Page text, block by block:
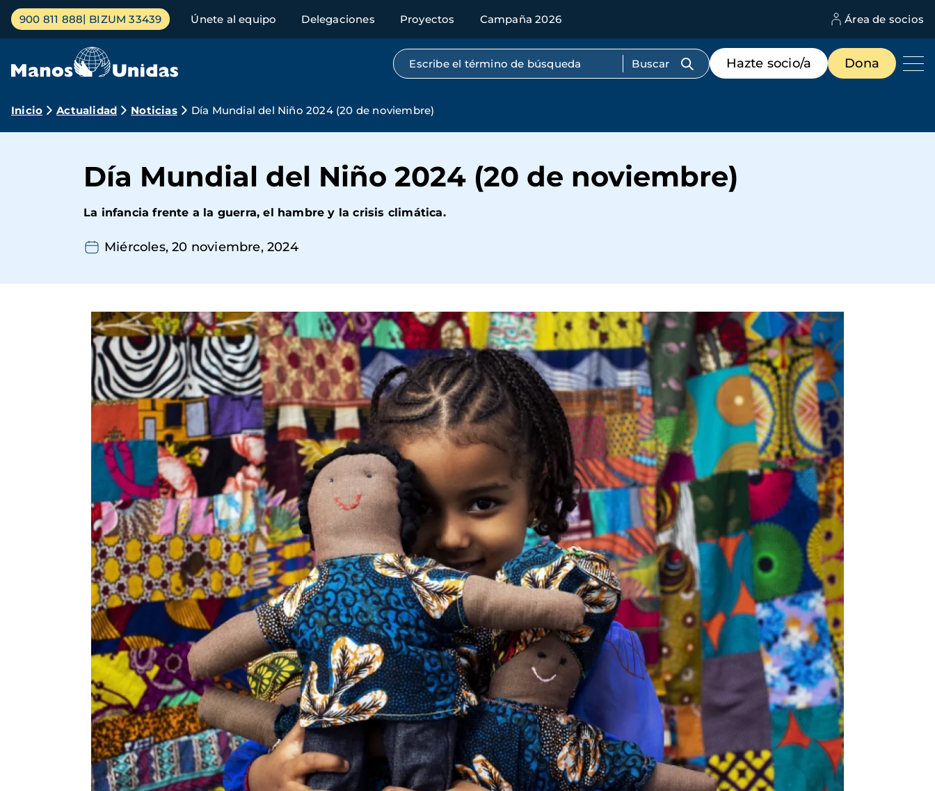
Pasar
contenido
Menú
principal
900 811 888 BIZUM 33439 Únete al equipo Delegaciones Proyectos Campaña 2026 Área de socios
Búsqueda por texto completo
Menú
de
destacados
Hazte socio/a Dona
Ruta
navegación
Inicio Actualidad Noticias Día Mundial del Niño 2024 (20 de noviembre)
Día Mundial del Niño 2024 (20 de noviembre)
La infancia frente a la guerra, el hambre y la crisis climática.
Miércoles, 20 noviembre, 2024